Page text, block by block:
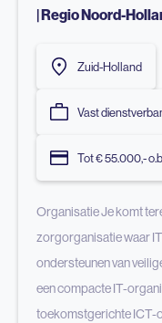
| Regio Noord-
Zuid-Holland
Vast
Tot € 55.000,-
Organisatie Je komt
zorgorganisatie waar
ondersteunen van
een compacte IT-
toekomstgerichte ICT-